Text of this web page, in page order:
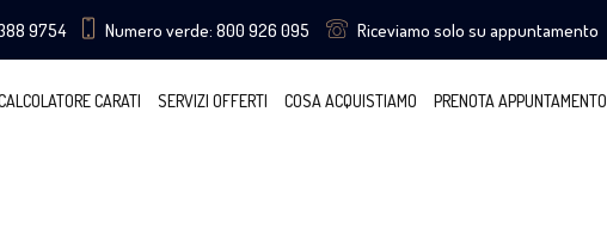
9754 Numero verde: 800 926 095 Riceviamo solo su appuntamento
CARATI SERVIZI OFFERTI COSA ACQUISTIAMO PRENOTA APPUNTAMENTO